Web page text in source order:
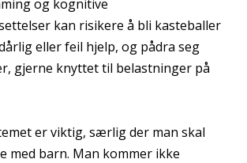
og kognitive
kan risikere å bli kasteballer
eller feil hjelp, og pådra seg
gjerne knyttet til belastninger på
er viktig, særlig der man skal
med barn. Man kommer ikke